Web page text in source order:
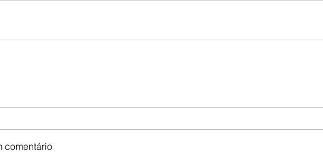
comentário